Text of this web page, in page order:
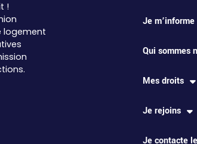
!
logement
Je m’informe
Qui sommes
Mes droits
Je rejoins
Je contacte